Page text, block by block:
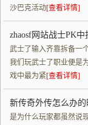
沙巴克活动[查看详情]
zhaosf网站战士PK
武士了输入齐靠拆备一
我们玩武士了职业便是
戏中最为紧[查看详情]
新传奇外传怎么办的
是为什么玩家都虽然说